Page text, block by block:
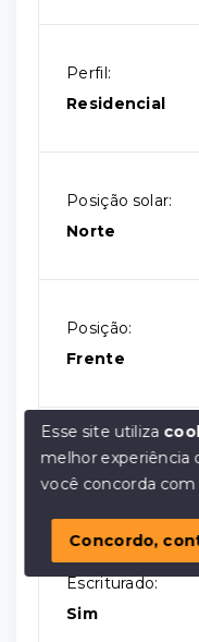
Perfil:
Residencial
Posição solar:
Norte
Posição:
Frente
Situação:
Lançamento
Escriturado:
Sim
Esse site utiliza
melhor experiência
você concorda com
Concordo,